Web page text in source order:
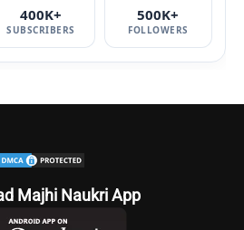
400K+
SUBSCRIBERS
500K+
FOLLOWERS
Majhi Naukri App